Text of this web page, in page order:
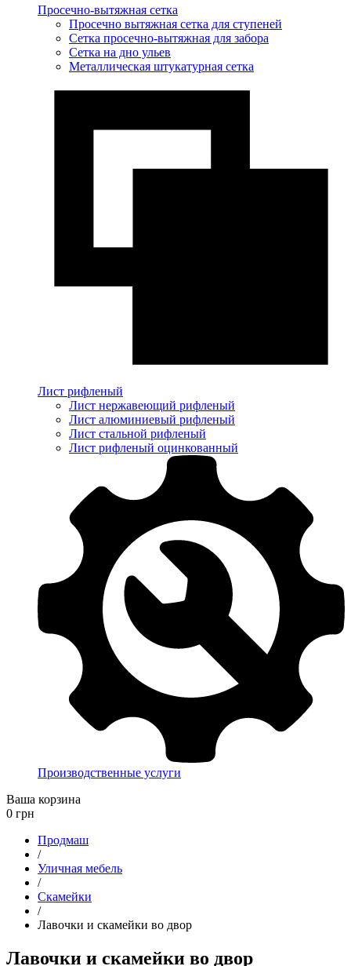
Просечно-вытяжная сетка
Просечно вытяжная сетка для ступеней
Сетка просечно-вытяжная для забора
Сетка на дно ульев
Металлическая штукатурная сетка
Лист рифленый
Лист нержавеющий рифленый
Лист алюминиевый рифленый
Лист стальной рифленый
Лист рифленый оцинкованный
Производственные услуги
Ваша корзина
0 грн
Продмаш
/
Уличная мебель
/
Скамейки
/
Лавочки и скамейки во двор
Лавочки и скамейки во двор